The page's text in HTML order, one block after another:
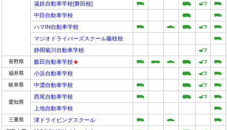
遠鉄自動車学校[磐田校]
中田自動車学校
ハマIN自動車学校
マジオドライバーズスクール藤枝校
静岡菊川自動車学校
長野県 飯田自動車学校★
福井県 小浜自動車学校
岐阜県 中濃自動車学校
愛知県
西尾自動車学校
上地自動車学校
三重県 津ドライビングスクール